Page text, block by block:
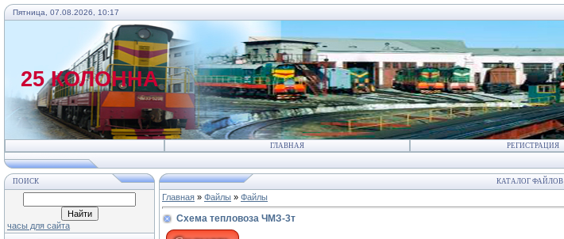
Пятница, 07.08.2026, 10:17
25 КОЛОННА
ГЛАВНАЯ РЕГИСТРАЦИЯ
ПОИСК
часы для сайта
КАТАЛОГ ФАЙЛОВ
Главная » Файлы » Файлы
Схема тепловоза ЧМЗ-3т